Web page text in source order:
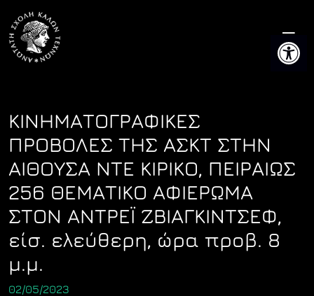
content
ΚΙΝΗΜΑΤΟΓΡΑΦΙΚΕΣ
ΠΡΟΒΟΛΕΣ ΤΗΣ ΑΣΚΤ ΣΤHN
ΑΙΘΟΥΣΑ ΝΤΕ ΚΙΡΙΚΟ, ΠΕΙΡΑΙΩΣ
256 ΘΕΜΑΤΙΚΟ ΑΦΙΕΡΩΜΑ
ΣΤΟΝ ΑΝΤΡΕΪ ΖΒΙΑΓΚΙΝΤΣΕΦ,
είσ. ελεύθερη, ώρα προβ. 8
μ.μ.
02/05/2023